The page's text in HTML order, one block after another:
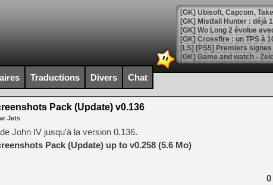
[GK] Mistfall Hunter : déjà
[GK] Wo Long 2 évolue
[GK] Crossfire : un TPS à
[LS] [PS5] Premiers
[Mo5] DOOM arrive en
[GK] Bethesda fête les 30
[GK] Roblox : l'action en
[GK] Agenda - GeForce
Traductions Divers Chat
Pack (Update) v0.136
Jets
John IV jusqu’à la version 0.136.
Pack (Update) up to v0.258 (5.6 Mo)
0